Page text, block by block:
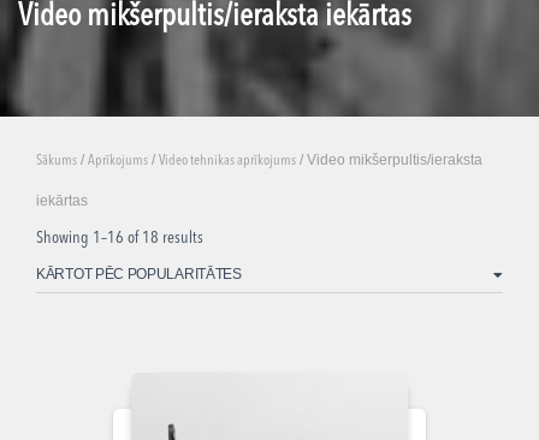
Video mikšerpultis/ieraksta iekārtas
Sākums / Aprīkojums / Video tehnikas aprīkojums / Video mikšerpultis/ieraksta
iekārtas
Showing 1–16 of 18 results